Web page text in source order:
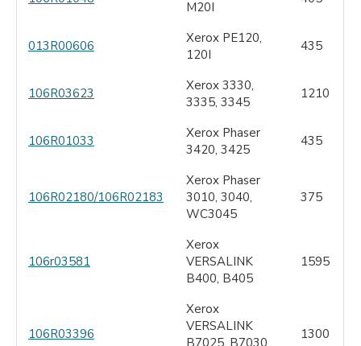
M20I
013R00606
Xerox PE120,
120I
435
106R03623
Xerox 3330,
3335, 3345
1210
106R01033
Xerox Phaser
3420, 3425
435
106R02180/106R02183
Xerox Phaser
3010, 3040,
WC3045
375
106r03581
Xerox
VERSALINK
B400, B405
1595
106R03396
Xerox
VERSALINK
B7025, B7030,
1300